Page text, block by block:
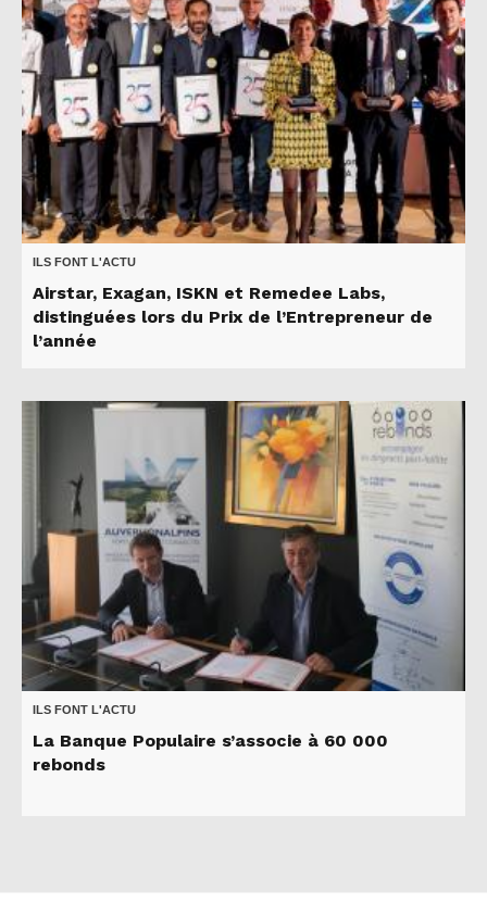
ILS FONT L'ACTU
Airstar, Exagan, ISKN et Remedee Labs,
distinguées lors du Prix de l’Entrepreneur de
l’année
ILS FONT L'ACTU
La Banque Populaire s’associe à 60 000
rebonds